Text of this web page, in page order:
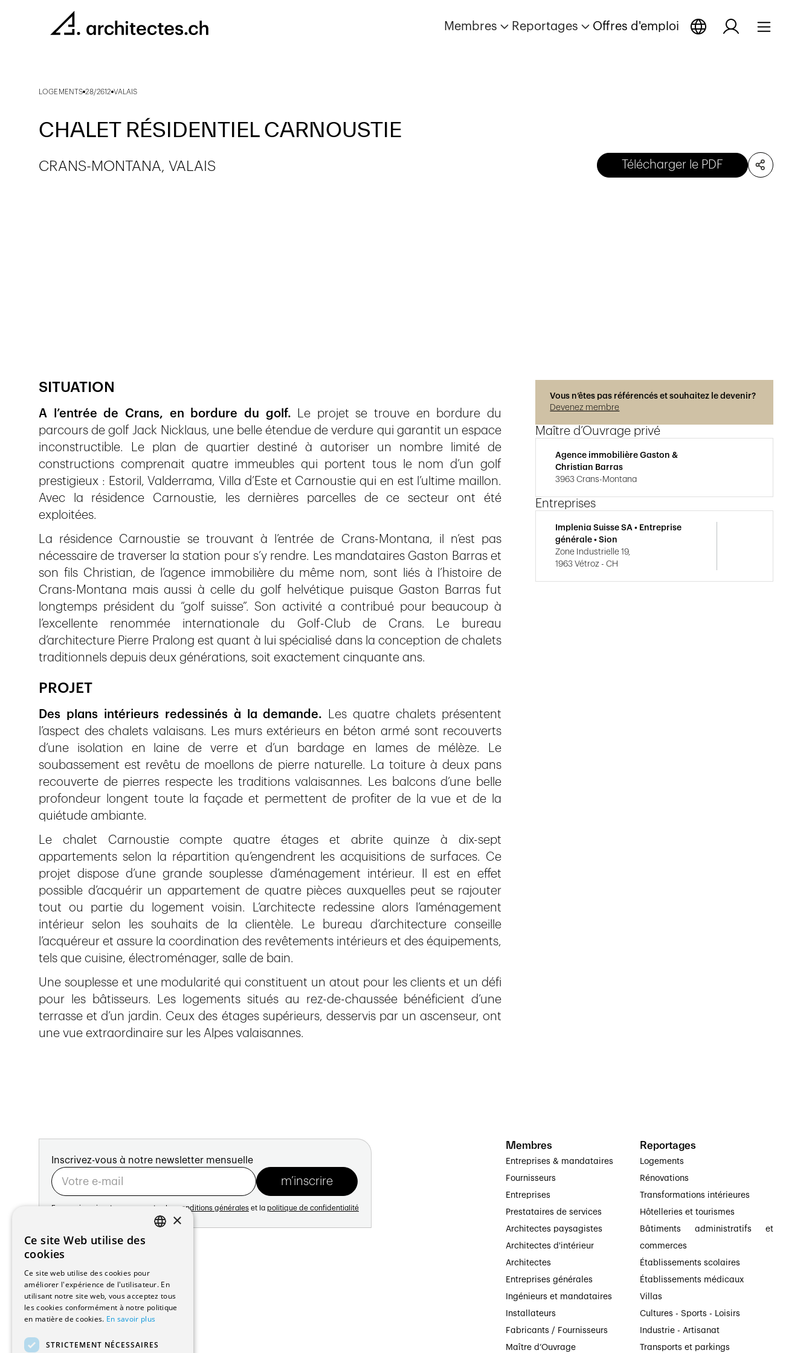
Membres Reportages Offres d'emploi
LOGEMENTS 28/2612 VALAIS
CHALET RÉSIDENTIEL CARNOUSTIE
CRANS-MONTANA, VALAIS Télécharger le PDF
SITUATION
A l’entrée de Crans, en bordure du golf. Le projet se trouve en bordure du
parcours de golf Jack Nicklaus, une belle étendue de verdure qui garantit un espace
inconstructible. Le plan de quartier destiné à autoriser un nombre limité de
constructions comprenait quatre immeubles qui portent tous le nom d’un golf
prestigieux : Estoril, Valderrama, Villa d’Este et Carnoustie qui en est l’ultime maillon.
Avec la résidence Carnoustie, les dernières parcelles de ce secteur ont été
exploitées.
La résidence Carnoustie se trouvant à l’entrée de Crans-Montana, il n’est pas
nécessaire de traverser la station pour s’y rendre. Les mandataires Gaston Barras et
son fils Christian, de l’agence immobilière du même nom, sont liés à l’histoire de
Crans-Montana mais aussi à celle du golf helvétique puisque Gaston Barras fut
longtemps président du “golf suisse”. Son activité a contribué pour beaucoup à
l’excellente renommée internationale du Golf-Club de Crans. Le bureau
d’architecture Pierre Pralong est quant à lui spécialisé dans la conception de chalets
traditionnels depuis deux générations, soit exactement cinquante ans.
PROJET
Des plans intérieurs redessinés à la demande. Les quatre chalets présentent
l’aspect des chalets valaisans. Les murs extérieurs en béton armé sont recouverts
d’une isolation en laine de verre et d’un bardage en lames de mélèze. Le
soubassement est revêtu de moellons de pierre naturelle. La toiture à deux pans
recouverte de pierres respecte les traditions valaisannes. Les balcons d’une belle
profondeur longent toute la façade et permettent de profiter de la vue et de la
quiétude ambiante.
Le chalet Carnoustie compte quatre étages et abrite quinze à dix-sept
appartements selon la répartition qu’engendrent les acquisitions de surfaces. Ce
projet dispose d’une grande souplesse d’aménagement intérieur. Il est en effet
possible d’acquérir un appartement de quatre pièces auxquelles peut se rajouter
tout ou partie du logement voisin. L’architecte redessine alors l’aménagement
intérieur selon les souhaits de la clientèle. Le bureau d’architecture conseille
l’acquéreur et assure la coordination des revêtements intérieurs et des équipements,
tels que cuisine, électroménager, salle de bain.
Une souplesse et une modularité qui constituent un atout pour les clients et un défi
pour les bâtisseurs. Les logements situés au rez-de-chaussée bénéficient d’une
terrasse et d’un jardin. Ceux des étages supérieurs, desservis par un ascenseur, ont
une vue extraordinaire sur les Alpes valaisannes.
Vous n’êtes pas référencés et souhaitez le devenir?
Devenez membre
Maître d’Ouvrage privé
Agence immobilière Gaston &
Christian Barras
3963 Crans-Montana
Entreprises
Implenia Suisse SA • Entreprise
générale • Sion
Zone Industrielle 19,
1963 Vétroz - CH
Inscrivez-vous à notre newsletter mensuelle
En vous inscrivant vous acceptez les conditions générales et la politique de confidentialité
Adresse:
Avenue de Longemalle 21
1020 Renens
Suisse
Contact:
Édition: +41 21 635 16 82
Plateforme: +41 21 631 10 50
info@architectes.ch
Membres
Entreprises & mandataires
Fournisseurs
Entreprises
Prestataires de services
Architectes paysagistes
Architectes d'intérieur
Architectes
Entreprises générales
Ingénieurs et mandataires
Installateurs
Fabricants / Fournisseurs
Maître d’Ouvrage
Reportages
Logements
Rénovations
Transformations intérieures
Hôtelleries et tourismes
Bâtiments administratifs et
commerces
Établissements scolaires
Établissements médicaux
Villas
Cultures - Sports - Loisirs
Industrie - Artisanat
Transports et parkings
×
Ce site Web utilise des
cookies
Ce site web utilise des cookies pour
améliorer l'expérience de l'utilisateur. En
utilisant notre site web, vous acceptez tous
les cookies conformément à notre politique
en matière de cookies. En savoir plus
STRICTEMENT NÉCESSAIRES